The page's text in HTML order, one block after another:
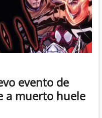
evento de
a muerto huele